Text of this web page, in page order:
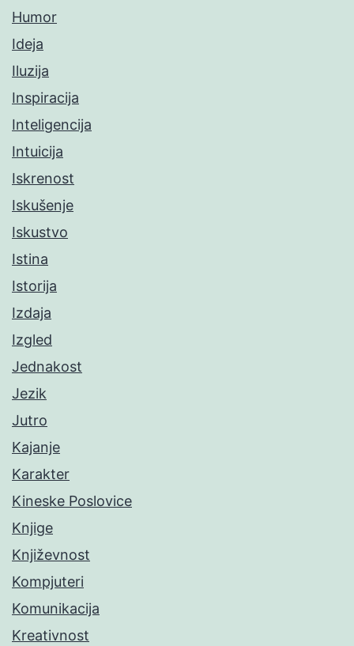
Humor
Ideja
Iluzija
Inspiracija
Inteligencija
Intuicija
Iskrenost
Iskušenje
Iskustvo
Istina
Istorija
Izdaja
Izgled
Jednakost
Jezik
Jutro
Kajanje
Karakter
Kineske Poslovice
Knjige
Književnost
Kompjuteri
Komunikacija
Kreativnost